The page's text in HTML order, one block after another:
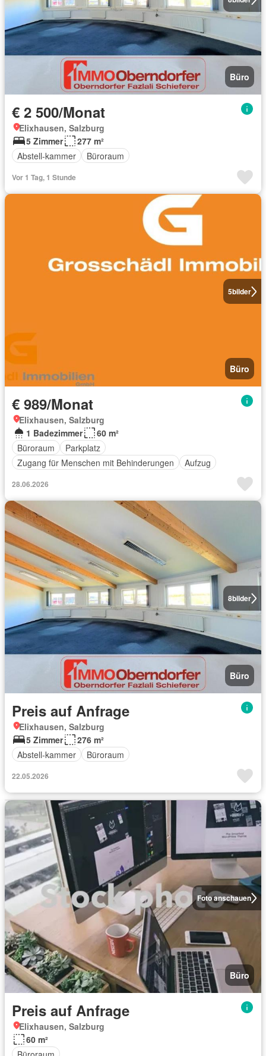
Büro
€ 2 500/Monat
Elixhausen, Salzburg
5 Zimmer
277 m²
Abstell-kammer
Büroraum
Vor 1 Tag, 1 Stunde
5bilder
Büro
€ 989/Monat
Elixhausen, Salzburg
1 Badezimmer
60 m²
Büroraum
Parkplatz
Zugang für Menschen mit Behinderungen
Aufzug
28.06.2026
8bilder
Büro
Preis auf Anfrage
Elixhausen, Salzburg
5 Zimmer
276 m²
Abstell-kammer
Büroraum
22.05.2026
Foto anschauen
Büro
Preis auf Anfrage
Elixhausen, Salzburg
60 m²